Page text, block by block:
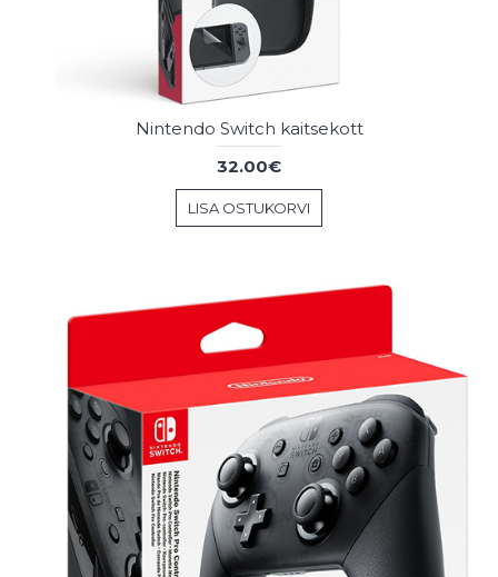
Nintendo Switch kaitsekott
32.00€
LISA OSTUKORVI